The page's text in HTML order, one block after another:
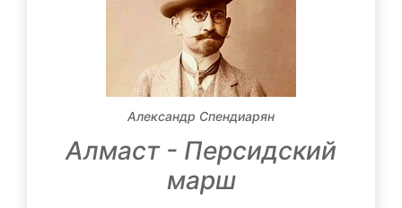
Александр Спендиарян
Алмаст - Персидский
марш